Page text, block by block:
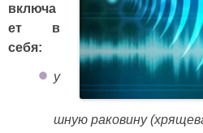
включа
ет в
себя:
у
шную раковину